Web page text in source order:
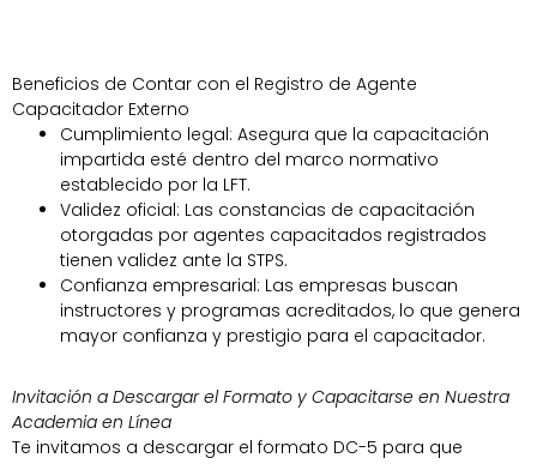
Beneficios de Contar con el Registro de Agente
Capacitador Externo
Cumplimiento legal: Asegura que la capacitación
impartida esté dentro del marco normativo
establecido por la LFT.
Validez oficial: Las constancias de capacitación
otorgadas por agentes capacitados registrados
tienen validez ante la STPS.
Confianza empresarial: Las empresas buscan
instructores y programas acreditados, lo que genera
mayor confianza y prestigio para el capacitador.
Invitación a Descargar el Formato y Capacitarse en Nuestra
Academia en Línea
Te invitamos a descargar el formato DC-5 para que